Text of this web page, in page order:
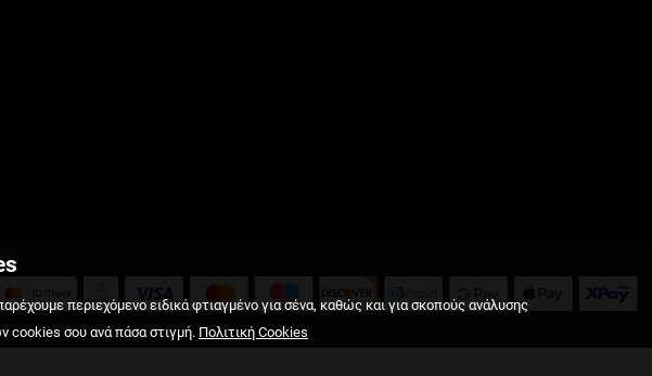
περιεχόμενο ειδικά φτιαγμένο για σένα, καθώς και για σκοπούς ανάλυσης
cookies σου ανά πάσα στιγμή. Πολιτική Cookies